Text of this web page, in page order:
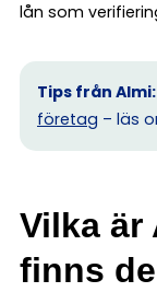
lån som
Tips från Almi:
företag – läs
Vilka är
finns